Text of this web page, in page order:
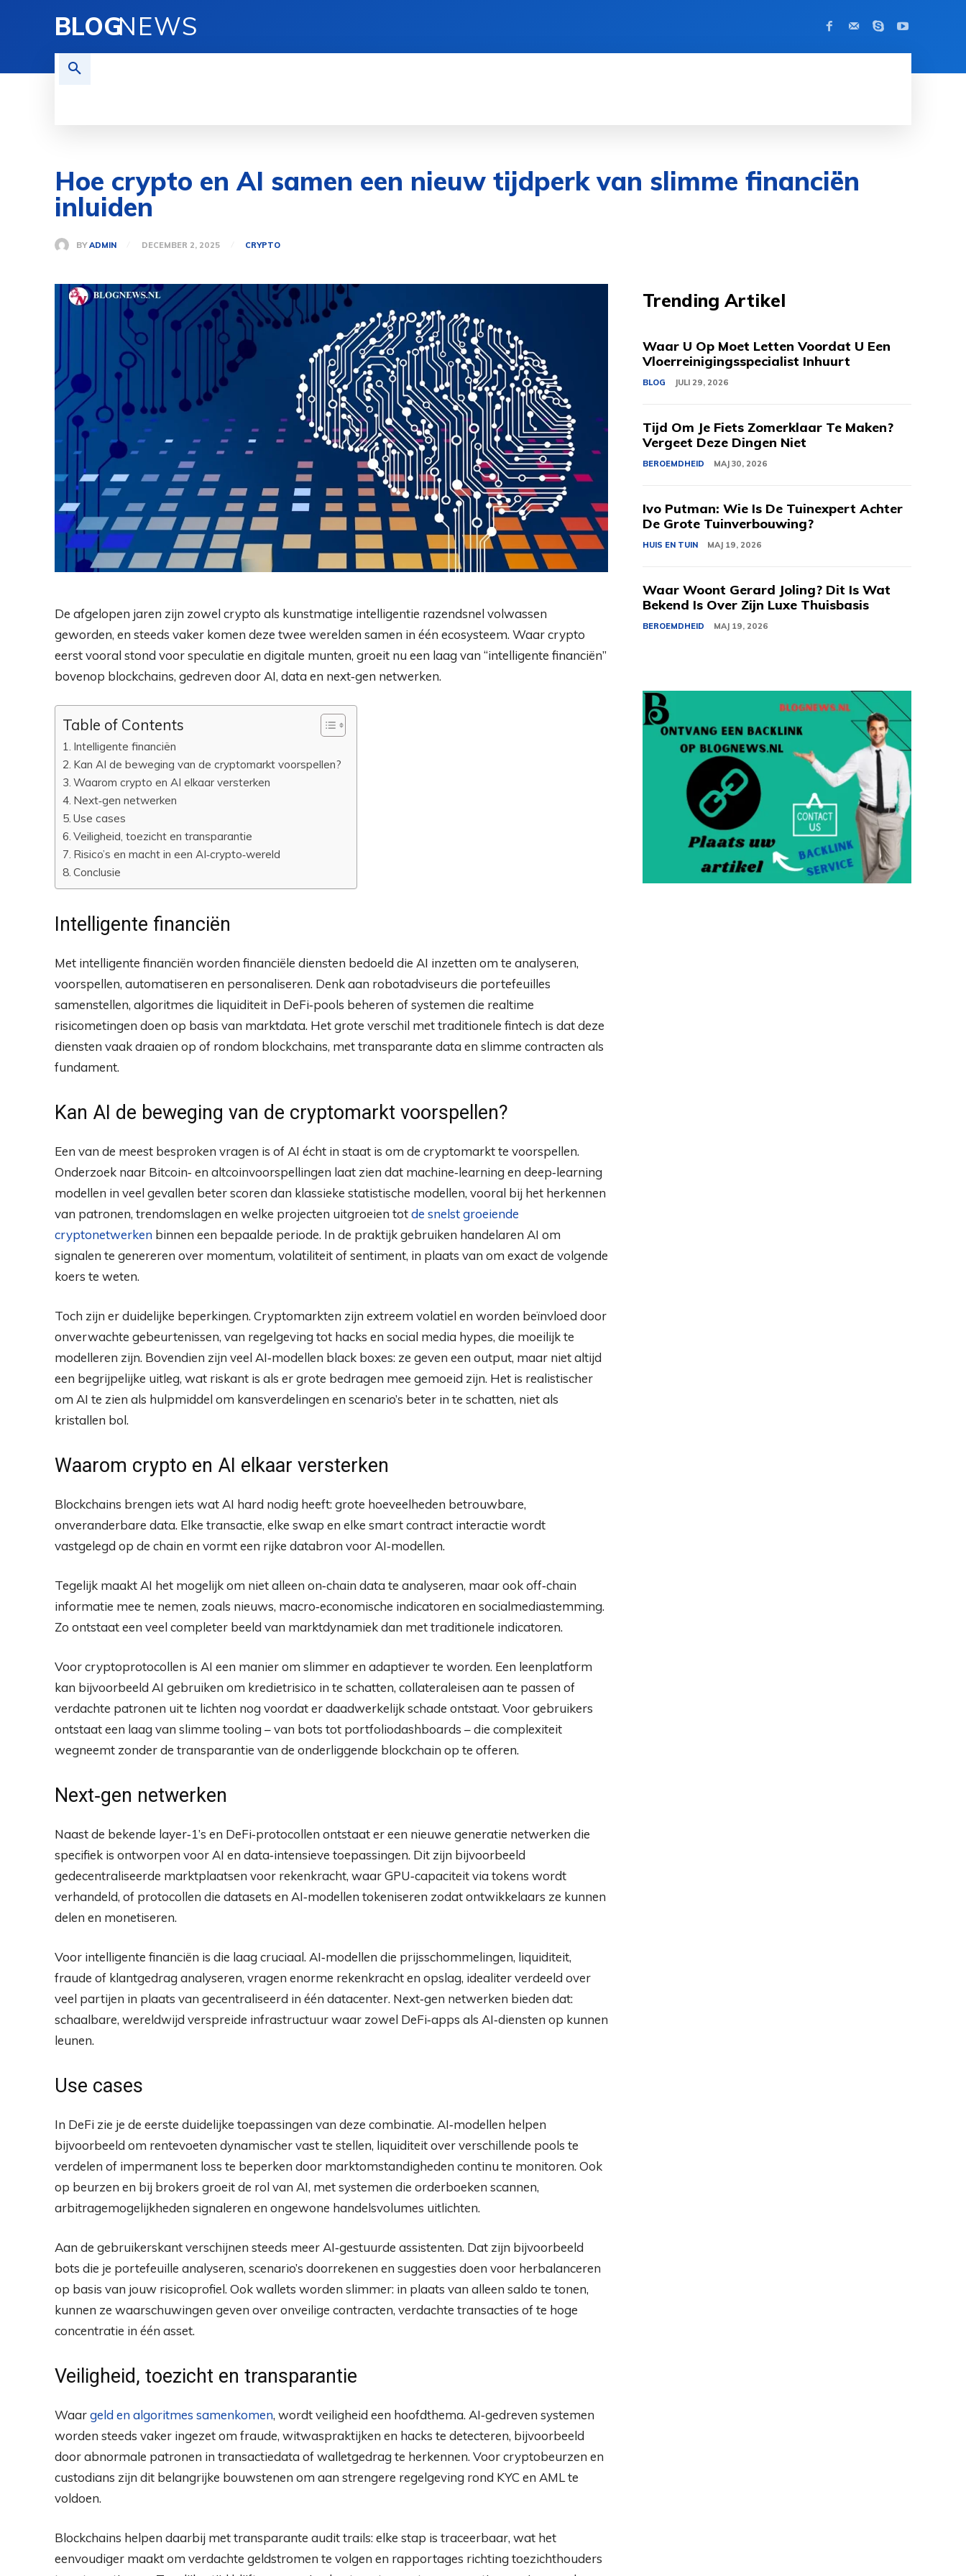
BLOGNEWS
Hoe crypto en AI samen een nieuw tijdperk van slimme financiën
inluiden
BY ADMIN DECEMBER 2, 2025 CRYPTO
De afgelopen jaren zijn zowel crypto als kunstmatige intelligentie razendsnel volwassen
geworden, en steeds vaker komen deze twee werelden samen in één ecosysteem. Waar crypto
eerst vooral stond voor speculatie en digitale munten, groeit nu een laag van “intelligente financiën”
bovenop blockchains, gedreven door AI, data en next‑gen netwerken.
Table of Contents
Intelligente financiën
Kan AI de beweging van de cryptomarkt voorspellen?
Waarom crypto en AI elkaar versterken
Next‑gen netwerken
Use cases
Veiligheid, toezicht en transparantie
Risico’s en macht in een AI‑crypto‑wereld
Conclusie
Intelligente financiën
Met intelligente financiën worden financiële diensten bedoeld die AI inzetten om te analyseren,
voorspellen, automatiseren en personaliseren. Denk aan robotadviseurs die portefeuilles
samenstellen, algoritmes die liquiditeit in DeFi‑pools beheren of systemen die realtime
risicometingen doen op basis van marktdata. Het grote verschil met traditionele fintech is dat deze
diensten vaak draaien op of rondom blockchains, met transparante data en slimme contracten als
fundament.
Kan AI de beweging van de cryptomarkt voorspellen?
Een van de meest besproken vragen is of AI écht in staat is om de cryptomarkt te voorspellen.
Onderzoek naar Bitcoin‑ en altcoinvoorspellingen laat zien dat machine‑learning en deep‑learning
modellen in veel gevallen beter scoren dan klassieke statistische modellen, vooral bij het herkennen
van patronen, trendomslagen en welke projecten uitgroeien totde snelst groeiende
cryptonetwerken binnen een bepaalde periode. In de praktijk gebruiken handelaren AI om
signalen te genereren over momentum, volatiliteit of sentiment, in plaats van om exact de volgende
koers te weten.​
Toch zijn er duidelijke beperkingen. Cryptomarkten zijn extreem volatiel en worden beïnvloed door
onverwachte gebeurtenissen, van regelgeving tot hacks en social media hypes, die moeilijk te
modelleren zijn. Bovendien zijn veel AI‑modellen black boxes: ze geven een output, maar niet altijd
een begrijpelijke uitleg, wat riskant is als er grote bedragen mee gemoeid zijn. Het is realistischer
om AI te zien als hulpmiddel om kansverdelingen en scenario’s beter in te schatten, niet als
kristallen bol.​
Waarom crypto en AI elkaar versterken
Blockchains brengen iets wat AI hard nodig heeft: grote hoeveelheden betrouwbare,
onveranderbare data. Elke transactie, elke swap en elke smart contract interactie wordt
vastgelegd op de chain en vormt een rijke databron voor AI‑modellen.
Tegelijk maakt AI het mogelijk om niet alleen on‑chain data te analyseren, maar ook off‑chain
informatie mee te nemen, zoals nieuws, macro‑economische indicatoren en socialmediastemming.
Zo ontstaat een veel completer beeld van marktdynamiek dan met traditionele indicatoren.
Voor cryptoprotocollen is AI een manier om slimmer en adaptiever te worden. Een leenplatform
kan bijvoorbeeld AI gebruiken om kredietrisico in te schatten, collateraleisen aan te passen of
verdachte patronen uit te lichten nog voordat er daadwerkelijk schade ontstaat. Voor gebruikers
ontstaat een laag van slimme tooling – van bots tot portfoliodashboards – die complexiteit
wegneemt zonder de transparantie van de onderliggende blockchain op te offeren.
Next‑gen netwerken
Naast de bekende layer‑1’s en DeFi‑protocollen ontstaat er een nieuwe generatie netwerken die
specifiek is ontworpen voor AI en data‑intensieve toepassingen. Dit zijn bijvoorbeeld
gedecentraliseerde marktplaatsen voor rekenkracht, waar GPU‑capaciteit via tokens wordt
verhandeld, of protocollen die datasets en AI‑modellen tokeniseren zodat ontwikkelaars ze kunnen
delen en monetiseren.
Voor intelligente financiën is die laag cruciaal. AI‑modellen die prijsschommelingen, liquiditeit,
fraude of klantgedrag analyseren, vragen enorme rekenkracht en opslag, idealiter verdeeld over
veel partijen in plaats van gecentraliseerd in één datacenter. Next‑gen netwerken bieden dat:
schaalbare, wereldwijd verspreide infrastructuur waar zowel DeFi‑apps als AI‑diensten op kunnen
leunen.
Use cases
In DeFi zie je de eerste duidelijke toepassingen van deze combinatie. AI‑modellen helpen
bijvoorbeeld om rentevoeten dynamischer vast te stellen, liquiditeit over verschillende pools te
verdelen of impermanent loss te beperken door marktomstandigheden continu te monitoren. Ook
op beurzen en bij brokers groeit de rol van AI, met systemen die orderboeken scannen,
arbitragemogelijkheden signaleren en ongewone handelsvolumes uitlichten.
Aan de gebruikerskant verschijnen steeds meer AI‑gestuurde assistenten. Dat zijn bijvoorbeeld
bots die je portefeuille analyseren, scenario’s doorrekenen en suggesties doen voor herbalanceren
op basis van jouw risicoprofiel. Ook wallets worden slimmer: in plaats van alleen saldo te tonen,
kunnen ze waarschuwingen geven over onveilige contracten, verdachte transacties of te hoge
concentratie in één asset.
Veiligheid, toezicht en transparantie
Waargeld en algoritmes samenkomen, wordt veiligheid een hoofdthema. AI‑gedreven systemen
worden steeds vaker ingezet om fraude, witwaspraktijken en hacks te detecteren, bijvoorbeeld
door abnormale patronen in transactiedata of walletgedrag te herkennen. Voor cryptobeurzen en
custodians zijn dit belangrijke bouwstenen om aan strengere regelgeving rond KYC en AML te
voldoen.
Blockchains helpen daarbij met transparante audit trails: elke stap is traceerbaar, wat het
eenvoudiger maakt om verdachte geldstromen te volgen en rapportages richting toezichthouders
Trending Artikel
Waar U Op Moet Letten Voordat U Een
Vloerreinigingsspecialist Inhuurt
BLOG JULI 29, 2026
Tijd Om Je Fiets Zomerklaar Te Maken?
Vergeet Deze Dingen Niet
BEROEMDHEID MAJ 30, 2026
Ivo Putman: Wie Is De Tuinexpert Achter
De Grote Tuinverbouwing?
HUIS EN TUIN MAJ 19, 2026
Waar Woont Gerard Joling? Dit Is Wat
Bekend Is Over Zijn Luxe Thuisbasis
BEROEMDHEID MAJ 19, 2026